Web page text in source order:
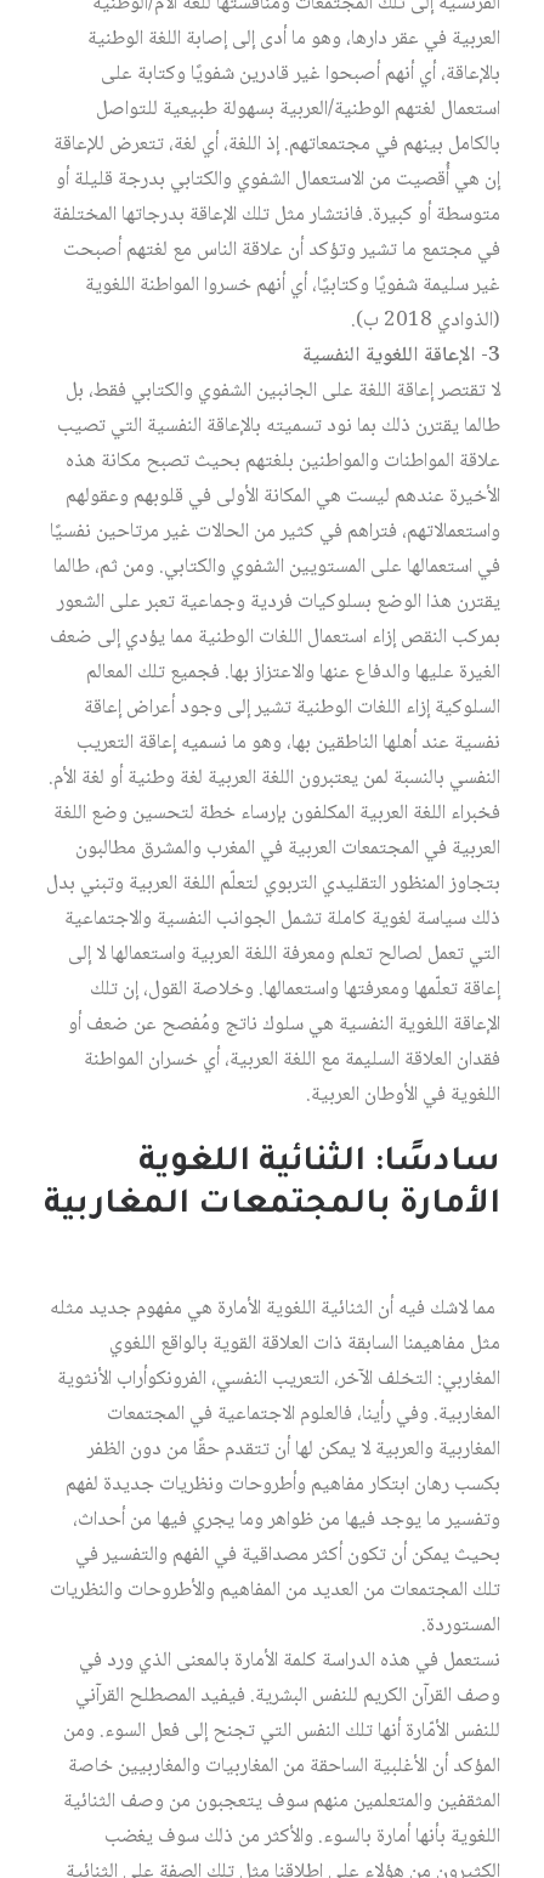
العربية في عقر دارها، وهو ما أدى إلى إصابة اللغة الوطنية
بالإعاقة، أي أنهم أصبحوا غير قادرين شفويًا وكتابة على
استعمال لغتهم الوطنية/العربية بسهولة طبيعية للتواصل
بالكامل بينهم في مجتمعاتهم. إذ اللغة، أي لغة، تتعرض للإعاقة
إن هي أُقصيت من الاستعمال الشفوي والكتابي بدرجة قليلة أو
متوسطة أو كبيرة. فانتشار مثل تلك الإعاقة بدرجاتها المختلفة
في مجتمع ما تشير وتؤكد أن علاقة الناس مع لغتهم أصبحت
غير سليمة شفويًا وكتابيًا، أي أنهم خسروا المواطنة اللغوية
(الذوادي 2018 ب).
3- الإعاقة اللغوية النفسية
لا تقتصر إعاقة اللغة على الجانبين الشفوي والكتابي فقط، بل
طالما يقترن ذلك بما نود تسميته بالإعاقة النفسية التي تصيب
علاقة المواطنات والمواطنين بلغتهم بحيث تصبح مكانة هذه
الأخيرة عندهم ليست هي المكانة الأولى في قلوبهم وعقولهم
واستعمالاتهم، فتراهم في كثير من الحالات غير مرتاحين نفسيًا
في استعمالها على المستويين الشفوي والكتابي. ومن ثم، طالما
يقترن هذا الوضع بسلوكيات فردية وجماعية تعبر على الشعور
بمركب النقص إزاء استعمال اللغات الوطنية مما يؤدي إلى ضعف
الغيرة عليها والدفاع عنها والاعتزاز بها. فجميع تلك المعالم
السلوكية إزاء اللغات الوطنية تشير إلى وجود أعراض إعاقة
نفسية عند أهلها الناطقين بها، وهو ما نسميه إعاقة التعريب
النفسي بالنسبة لمن يعتبرون اللغة العربية لغة وطنية أو لغة الأم.
فخبراء اللغة العربية المكلفون بإرساء خطة لتحسين وضع اللغة
العربية في المجتمعات العربية في المغرب والمشرق مطالبون
بتجاوز المنظور التقليدي التربوي لتعلّم اللغة العربية وتبني بدل
ذلك سياسة لغوية كاملة تشمل الجوانب النفسية والاجتماعية
التي تعمل لصالح تعلم ومعرفة اللغة العربية واستعمالها لا إلى
إعاقة تعلّمها ومعرفتها واستعمالها. وخلاصة القول، إن تلك
الإعاقة اللغوية النفسية هي سلوك ناتج ومُفصح عن ضعف أو
فقدان العلاقة السليمة مع اللغة العربية، أي خسران المواطنة
اللغوية في الأوطان العربية.
سادسًا: الثنائية اللغوية
الأمارة بالمجتمعات المغاربية
مما لاشك فيه أن الثنائية اللغوية الأمارة هي مفهوم جديد مثله
مثل مفاهيمنا السابقة ذات العلاقة القوية بالواقع اللغوي
المغاربي: التخلف الآخر، التعريب النفسي، الفرونكوأراب الأنثوية
المغاربية. وفي رأينا، فالعلوم الاجتماعية في المجتمعات
المغاربية والعربية لا يمكن لها أن تتقدم حقًا من دون الظفر
بكسب رهان ابتكار مفاهيم وأطروحات ونظريات جديدة لفهم
وتفسير ما يوجد فيها من ظواهر وما يجري فيها من أحداث،
بحيث يمكن أن تكون أكثر مصداقية في الفهم والتفسير في
تلك المجتمعات من العديد من المفاهيم والأطروحات والنظريات
المستوردة.
نستعمل في هذه الدراسة كلمة الأمارة بالمعنى الذي ورد في
وصف القرآن الكريم للنفس البشرية. فيفيد المصطلح القرآني
للنفس الأمّارة أنها تلك النفس التي تجنح إلى فعل السوء. ومن
المؤكد أن الأغلبية الساحقة من المغاربيات والمغاربيين خاصة
المثقفين والمتعلمين منهم سوف يتعجبون من وصف الثنائية
اللغوية بأنها أمارة بالسوء. والأكثر من ذلك سوف يغضب